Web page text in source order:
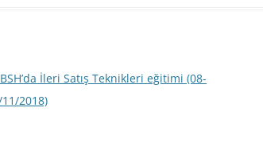
BSH’da İleri Satış Teknikleri eğitimi (08-
2018)